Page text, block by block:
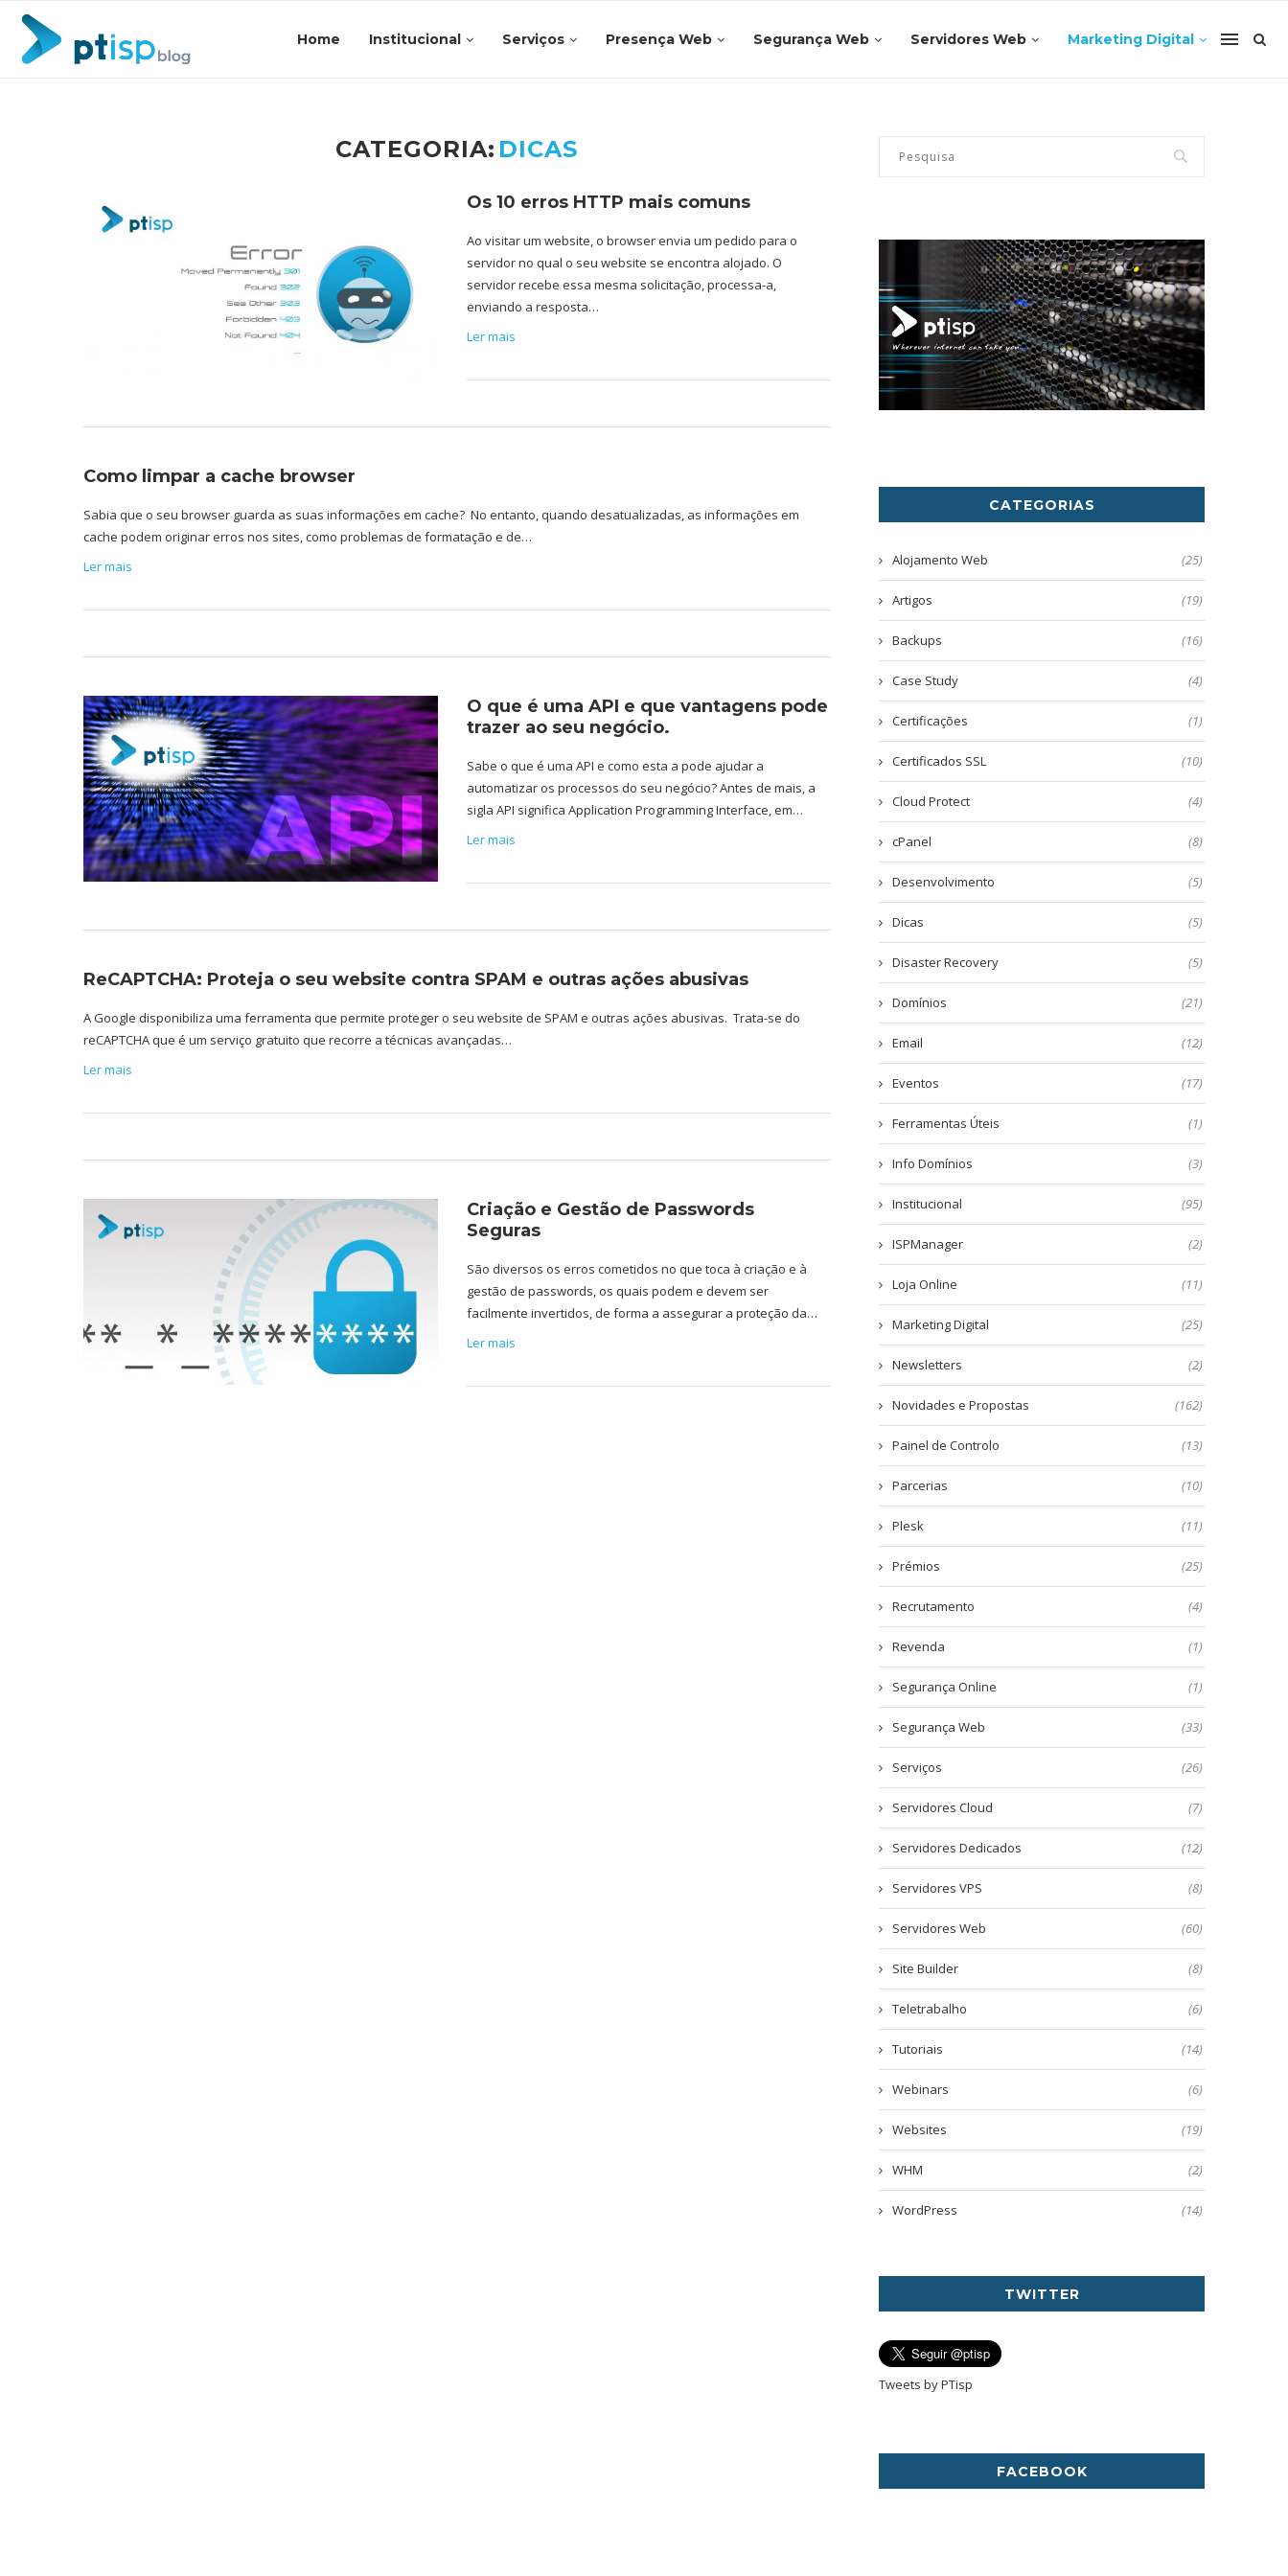
Home Institucional Serviços Presença Web Segurança Web Servidores Web Marketing Digital
CATEGORIA: DICAS
Os 10 erros HTTP mais comuns
Ao visitar um website, o browser envia um pedido para o
servidor no qual o seu website se encontra alojado. O
servidor recebe essa mesma solicitação, processa-a,
enviando a resposta…
Ler mais
Como limpar a cache browser
Sabia que o seu browser guarda as suas informações em cache? No entanto, quando desatualizadas, as informações em
cache podem originar erros nos sites, como problemas de formatação e de…
Ler mais
O que é uma API e que vantagens pode
trazer ao seu negócio.
Sabe o que é uma API e como esta a pode ajudar a
automatizar os processos do seu negócio? Antes de mais, a
sigla API significa Application Programming Interface, em…
Ler mais
ReCAPTCHA: Proteja o seu website contra SPAM e outras ações abusivas
A Google disponibiliza uma ferramenta que permite proteger o seu website de SPAM e outras ações abusivas. Trata-se do
reCAPTCHA que é um serviço gratuito que recorre a técnicas avançadas…
Ler mais
Criação e Gestão de Passwords
Seguras
São diversos os erros cometidos no que toca à criação e à
gestão de passwords, os quais podem e devem ser
facilmente invertidos, de forma a assegurar a proteção da…
Ler mais
CATEGORIAS
Alojamento Web (25)
Artigos (19)
Backups (16)
Case Study (4)
Certificações (1)
Certificados SSL (10)
Cloud Protect (4)
cPanel (8)
Desenvolvimento (5)
Dicas (5)
Disaster Recovery (5)
Domínios (21)
Email (12)
Eventos (17)
Ferramentas Úteis (1)
Info Domínios (3)
Institucional (95)
ISPManager (2)
Loja Online (11)
Marketing Digital (25)
Newsletters (2)
Novidades e Propostas (162)
Painel de Controlo (13)
Parcerias (10)
Plesk (11)
Prémios (25)
Recrutamento (4)
Revenda (1)
Segurança Online (1)
Segurança Web (33)
Serviços (26)
Servidores Cloud (7)
Servidores Dedicados (12)
Servidores VPS (8)
Servidores Web (60)
Site Builder (8)
Teletrabalho (6)
Tutoriais (14)
Webinars (6)
Websites (19)
WHM (2)
WordPress (14)
TWITTER
Tweets by PTisp
FACEBOOK